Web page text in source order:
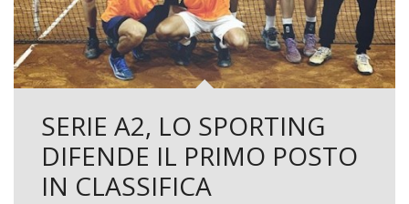
SERIE A2, LO SPORTING
DIFENDE IL PRIMO POSTO
IN CLASSIFICA